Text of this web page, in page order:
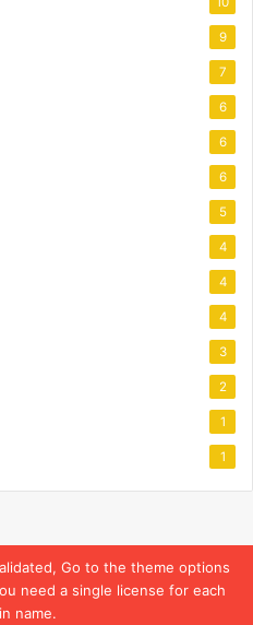
Go to the theme options
need a single license for each
name.
9
7
6
6
6
5
4
4
4
3
2
1
1